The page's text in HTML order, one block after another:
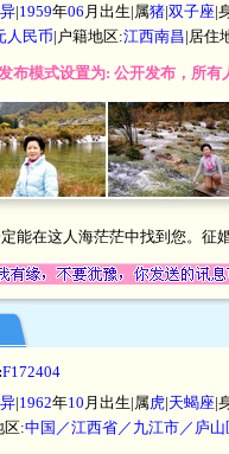
|1959年06 月出生|属猪|双子座|
人民币|户籍地区:江西南昌|居住
布模式设置为: 公开发布，所有
能在这人海茫茫中找到您。征
F172404
|1962年10 月出生|属虎|天蝎座|
区:中国／江西省／九江市／庐山